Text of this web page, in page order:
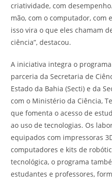
criatividade, com
mão, com o computador, com
isso vira o que eles chamam
ciência”, destacou.
A iniciativa integra o programa
parceria da Secretaria de
Estado da Bahia (Secti) e da
com o Ministério da Ciência,
que fomenta o acesso de
ao uso de tecnologias. Os
equipados com impressoras
computadores e kits de
tecnológica, o programa
estudantes e professores,